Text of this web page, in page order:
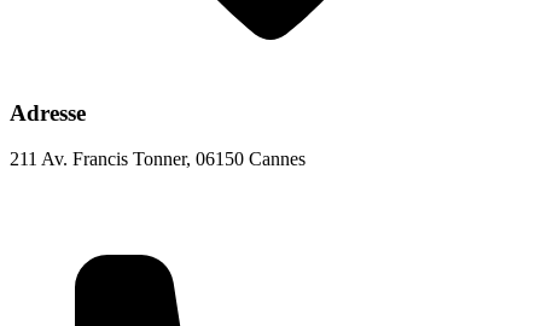
Adresse
211 Av. Francis Tonner, 06150 Cannes